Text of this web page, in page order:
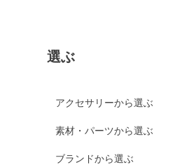
選ぶ
アクセサリーから選ぶ
素材・パーツから選ぶ
ブランドから選ぶ